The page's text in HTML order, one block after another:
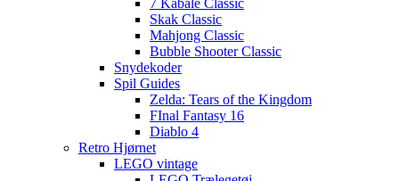
7 Kabale Classic
Skak Classic
Mahjong Classic
Bubble Shooter Classic
Snydekoder
Spil Guides
Zelda: Tears of the Kingdom
FInal Fantasy 16
Diablo 4
Retro Hjørnet
LEGO vintage